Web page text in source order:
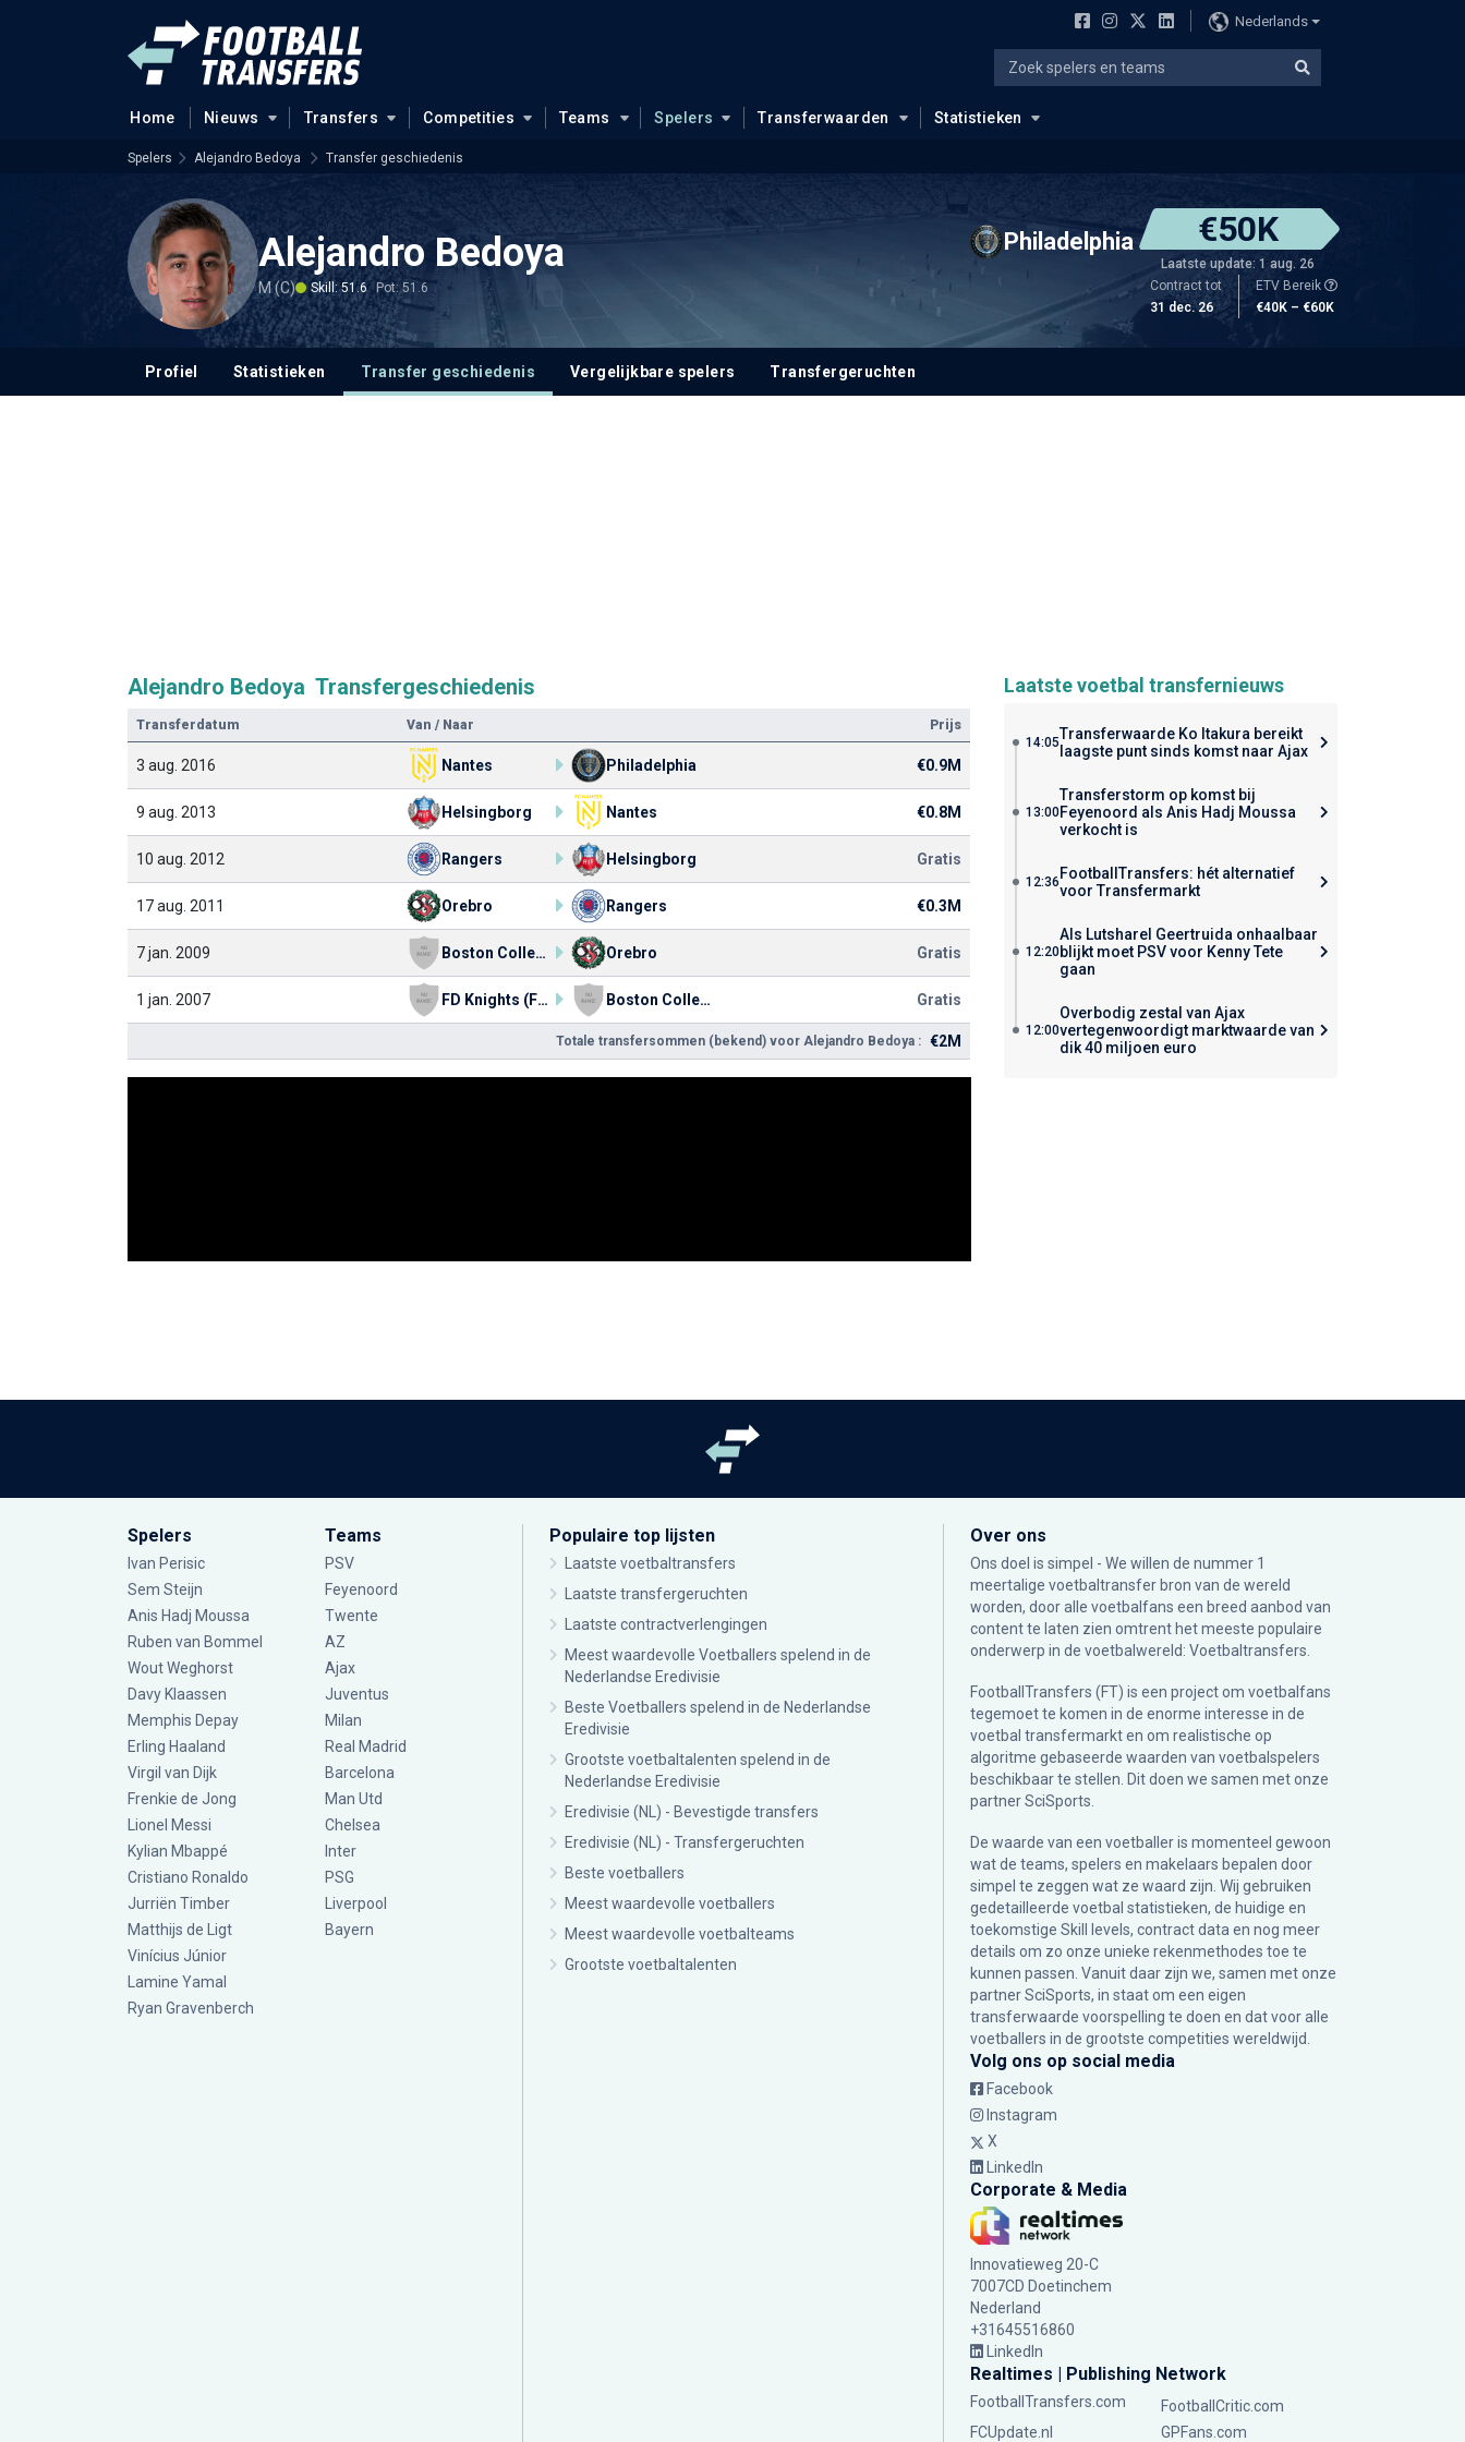
Nederlands
Home Nieuws Transfers Competities Teams Spelers Transferwaarden Statistieken
Spelers Alejandro Bedoya Transfer geschiedenis
Alejandro Bedoya
M (C) Skill: 51.6 Pot: 51.6
Philadelphia €50K
Laatste update: 1 aug. 26
Contract tot
31 dec. 26
ETV Bereik
€40K – €60K
Profiel Statistieken Transfer geschiedenis Vergelijkbare spelers Transfergeruchten
Alejandro Bedoya Transfergeschiedenis
Transferdatum Van / Naar Prijs
3 aug. 2016 Nantes Philadelphia €0.9M
9 aug. 2013 Helsingborg Nantes €0.8M
10 aug. 2012 Rangers Helsingborg Gratis
17 aug. 2011 Orebro Rangers €0.3M
7 jan. 2009 Boston College Eagles Orebro Gratis
1 jan. 2007 FD Knights (Fairleigh Dickinson University) Boston College Eagles Gratis
Totale transfersommen (bekend) voor Alejandro Bedoya : €2M
Laatste voetbal transfernieuws
14:05Transferwaarde Ko Itakura bereikt
laagste punt sinds komst naar Ajax
13:00
Transferstorm op komst bij
Feyenoord als Anis Hadj Moussa
verkocht is
12:36 FootballTransfers: hét alternatief
voor Transfermarkt
12:20
Als Lutsharel Geertruida onhaalbaar
blijkt moet PSV voor Kenny Tete
gaan
12:00
Overbodig zestal van Ajax
vertegenwoordigt marktwaarde van
dik 40 miljoen euro
Spelers
Ivan Perisic
Sem Steijn
Anis Hadj Moussa
Ruben van Bommel
Wout Weghorst
Davy Klaassen
Memphis Depay
Erling Haaland
Virgil van Dijk
Frenkie de Jong
Lionel Messi
Kylian Mbappé
Cristiano Ronaldo
Jurriën Timber
Matthijs de Ligt
Vinícius Júnior
Lamine Yamal
Ryan Gravenberch
Teams
PSV
Feyenoord
Twente
AZ
Ajax
Juventus
Milan
Real Madrid
Barcelona
Man Utd
Chelsea
Inter
PSG
Liverpool
Bayern
Populaire top lijsten
Laatste voetbaltransfers
Laatste transfergeruchten
Laatste contractverlengingen
Meest waardevolle Voetballers spelend in de
Nederlandse Eredivisie
Beste Voetballers spelend in de Nederlandse
Eredivisie
Grootste voetbaltalenten spelend in de
Nederlandse Eredivisie
Eredivisie (NL) - Bevestigde transfers
Eredivisie (NL) - Transfergeruchten
Beste voetballers
Meest waardevolle voetballers
Meest waardevolle voetbalteams
Grootste voetbaltalenten
Over ons
Ons doel is simpel - We willen de nummer 1
meertalige voetbaltransfer bron van de wereld
worden, door alle voetbalfans een breed aanbod van
content te laten zien omtrent het meeste populaire
onderwerp in de voetbalwereld: Voetbaltransfers.
FootballTransfers (FT) is een project om voetbalfans
tegemoet te komen in de enorme interesse in de
voetbal transfermarkt en om realistische op
algoritme gebaseerde waarden van voetbalspelers
beschikbaar te stellen. Dit doen we samen met onze
partnerSciSports
De waarde van een voetballer is momenteel gewoon
wat de teams, spelers en makelaars bepalen door
simpel te zeggen wat ze waard zijn. Wij gebruiken
gedetailleerde voetbal statistieken, de huidige en
toekomstige Skill levels, contract data en nog meer
details om zo onze unieke rekenmethodes toe te
kunnen passen. Vanuit daar zijn we, samen met onze
partner SciSports, in staat om een eigen
transferwaarde voorspelling te doen en dat voor alle
voetballers in de grootste competities wereldwijd.
Volg ons op social media
Facebook
Instagram
X
LinkedIn
Corporate & Media
Innovatieweg 20-C
7007CD Doetinchem
Nederland
+31645516860
LinkedIn
Realtimes | Publishing Network
FootballTransfers.com
FootballCritic.com
FCUpdate.nl
GPFans.com